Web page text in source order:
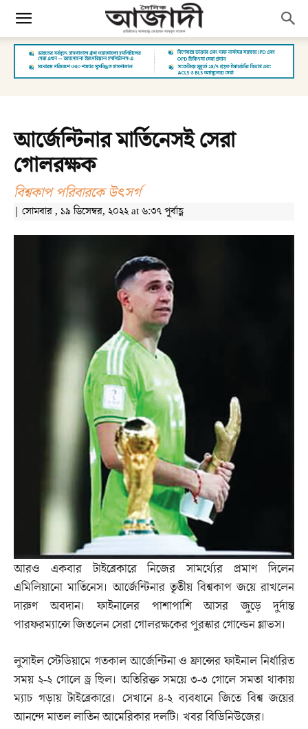
আর্জেন্টিনার মার্তিনেসই সেরা
গোলরক্ষক
বিশ্বকাপ পরিবারকে উৎসর্গ
| সোমবার , ১৯ ডিসেম্বর, ২০২২ at ৬:৩৭ পূর্বাহ্ণ
আরও একবার টাইব্রেকারে নিজের সামর্থ্যের প্রমাণ দিলেন
এমিলিয়ানো মার্তিনেস। আর্জেন্টিনার তৃতীয় বিশ্বকাপ জয়ে রাখলেন
দারুণ অবদান। ফাইনালের পাশাপাশি আসর জুড়ে দুর্দান্ত
পারফরম্যান্সে জিতলেন সেরা গোলরক্ষকের পুরস্কার গোল্ডেন গ্লাভস।
লুসাইল স্টেডিয়ামে গতকাল আর্জেন্টিনা ও ফ্রান্সের ফাইনাল নির্ধারিত
সময় ২-২ গোলে ড্র ছিল। অতিরিক্ত সময়ে ৩-৩ গোলে সমতা থাকায়
ম্যাচ গড়ায় টাইব্রেকারে। সেখানে ৪-২ ব্যবধানে জিতে বিশ্ব জয়ের
আনন্দে মাতল লাতিন আমেরিকার দলটি। খবর বিডিনিউজের।